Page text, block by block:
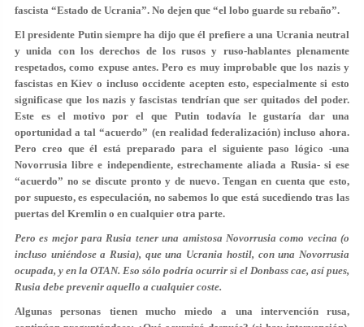
fascista “Estado de Ucrania”. No dejen que “el lobo guarde su rebaño”.
El presidente Putin siempre ha dijo que él prefiere a una Ucrania neutral
y unida con los derechos de los rusos y ruso-hablantes plenamente
respetados, como expuse antes. Pero es muy improbable que los nazis y
fascistas en Kiev o incluso occidente acepten esto, especialmente si esto
significase que los nazis y fascistas tendrían que ser quitados del poder.
Este es el motivo por el que Putin todavía le gustaría dar una
oportunidad a tal “acuerdo” (en realidad federalización) incluso ahora.
Pero creo que él está preparado para el siguiente paso lógico -una
Novorrusia libre e independiente, estrechamente aliada a Rusia- si ese
“acuerdo” no se discute pronto y de nuevo. Tengan en cuenta que esto,
por supuesto, es especulación, no sabemos lo que está sucediendo tras las
puertas del Kremlin o en cualquier otra parte.
Pero es mejor para Rusia tener una amistosa Novorrusia como vecina (o
incluso uniéndose a Rusia), que una Ucrania hostil, con una Novorrusia
ocupada, y en la OTAN. Eso sólo podría ocurrir si el Donbass cae, así pues,
Rusia debe prevenir aquello a cualquier coste.
Algunas personas tienen mucho miedo a una intervención rusa,